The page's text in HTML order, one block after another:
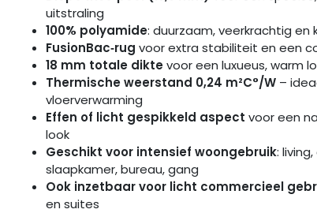
uitstraling
100% polyamide: duurzaam, veerkrachtig en
FusionBac‑rug voor extra stabiliteit en een
18 mm totale diktevoor een luxueus, warm
Thermische weerstand 0,24 m²C°/W –
vloerverwarming
Effen of licht gespikkeld aspect voor een
look
Geschikt voor intensief woongebruik:
slaapkamer, bureau, gang
Ook inzetbaar voor licht commercieel
en suites